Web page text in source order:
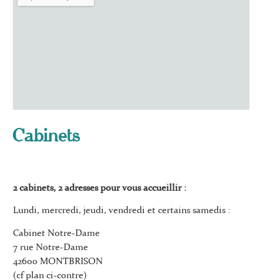
Cabinets
2 cabinets, 2 adresses pour vous accueillir :
Lundi, mercredi, jeudi, vendredi et certains samedis :
Cabinet Notre-Dame
7 rue Notre-Dame
42600 MONTBRISON
(cf plan ci-contre)